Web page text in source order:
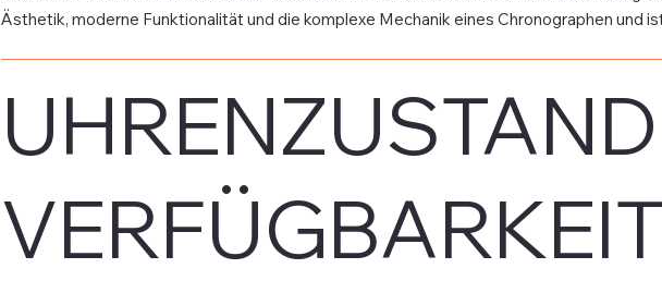
Ästhetik, moderne Funktionalität und die komplexe Mechanik eines Chronographen und